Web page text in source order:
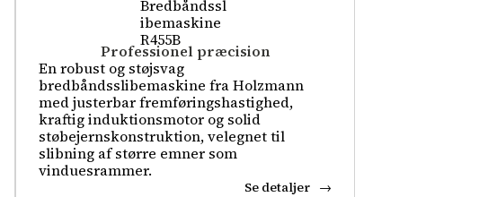
Professionel præcision
En robust og støjsvag
bredbåndsslibemaskine fra Holzmann
med justerbar fremføringshastighed,
kraftig induktionsmotor og solid
støbejernskonstruktion, velegnet til
slibning af større emner som
vinduesrammer.
Se detaljer